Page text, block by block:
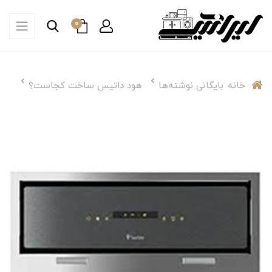
0
خانه بایگانی نوشته‌ها هود داتیس ساخت کجاست؟